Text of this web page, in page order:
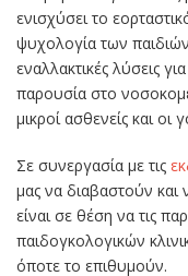
ενισχύσει το
ψυχολογία των
εναλλακτικές λύσεις
παρουσία στο
μικροί ασθενείς και οι
Σε συνεργασία με τις
μας να διαβαστούν και
είναι σε θέση να τις
παιδογκολογικών
όποτε το επιθυμούν.